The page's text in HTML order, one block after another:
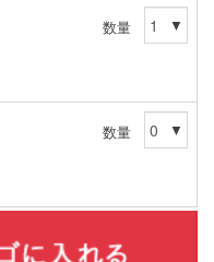
数量
数量